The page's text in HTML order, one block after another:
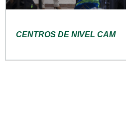
CENTROS DE NIVEL CAM